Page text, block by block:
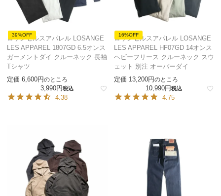
39%OFF
ロサンゼルスアパレル LOSANGE
LES APPAREL 1807GD 6.5オンス
ガーメントダイ クルーネック 長袖
Tシャツ
定価 6,600 のところ
3,990 税込
4.38
16%OFF
ロサンゼルスアパレル LOSANGE
LES APPAREL HF07GD 14オンス
ヘビーフリース クルーネック スウ
ェット 別注 オーバーダイ
定価 13,200 のところ
10,990 税込
4.75